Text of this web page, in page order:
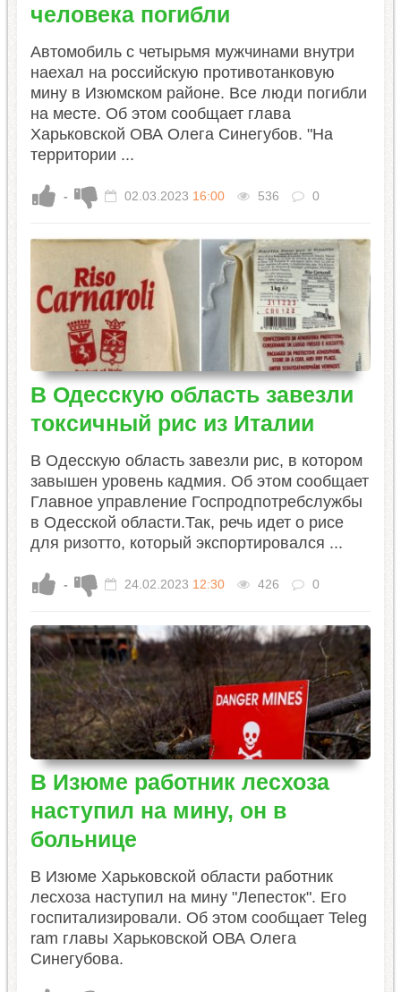
человека погибли
Автомобиль с четырьмя мужчинами внутри
наехал на российскую противотанковую
мину в Изюмском районе. Все люди погибли
на месте. Об этом сообщает глава
Харьковской ОВА Олега Синегубов. "На
территории ...
- 02.03.2023 16:00 536 0
В Одесскую область завезли
токсичный рис из Италии
В Одесскую область завезли рис, в котором
завышен уровень кадмия. Об этом сообщает
Главное управление Госпродпотребслужбы
в Одесской области.Так, речь идет о рисе
для ризотто, который экспортировался ...
- 24.02.2023 12:30 426 0
В Изюме работник лесхоза
наступил на мину, он в
больнице
​В Изюме Харьковской области работник
лесхоза наступил на мину "Лепесток". Его
госпитализировали. Об этом сообщает Teleg​
ram главы Харьковской ОВА Олега
Синегубова.